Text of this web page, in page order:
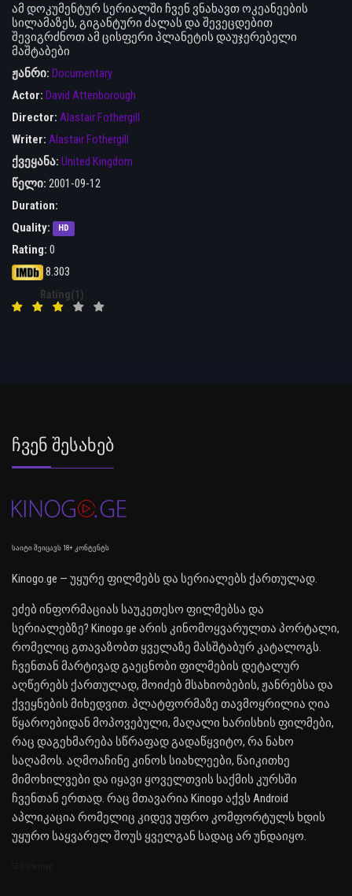
ამ დოკუმენტურ სერიალში ჩვენ ვნახავთ ოკეანეების
სილამაზეს, გიგანტური ძალას და შევეცდებით
შევიგრძნოთ ამ ცისფერი პლანეტის დაუჯერებელი
მაშტაბები
ჟანრი: Documentary
Actor: David Attenborough
Director: Alastair Fothergill
Writer: Alastair Fothergill
ქვეყანა: United Kingdom
წელი: 2001-09-12
Duration:
Quality:
HD
Rating: 0
8.303
Rating(1)
Ჩვენ Შესახებ
საიტი შეიცავს 18+ კონტენტს
Kinogo.ge — უყურე ფილმებს და სერიალებს ქართულად.
ეძებ ინფორმაციას საუკეთესო ფილმებსა და
სერიალებზე? Kinogo.ge არის კინომოყვარულთა პორტალი,
რომელიც გთავაზობთ ყველაზე მასშტაბურ კატალოგს.
ჩვენთან მარტივად გაეცნობი ფილმების დეტალურ
აღწერებს ქართულად, მოიძებ მსახიობების, ჟანრებსა და
ქვეყნების მიხედვით. პლატფორმაზე თავმოყრილია ღია
წყაროებიდან მოპოვებული, მაღალი ხარისხის ფილმები,
რაც დაგეხმარება სწრაფად გადაწყვიტო, რა ნახო
საღამოს. აღმოაჩინე კინოს სიახლეები, წაიკითხე
მიმოხილვები და იყავი ყოველთვის საქმის კურსში
ჩვენთან ერთად. რაც მთავარია Kinogo აქვს Android
აპლიკაცია რომელიც კიდევ უფრო კომფორტულს ხდის
უყურო საყვარელ შოუს ყველგან სადაც არ უნდაიყო.